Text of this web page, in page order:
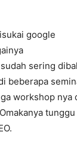
google
sering
beberapa
workshop nya